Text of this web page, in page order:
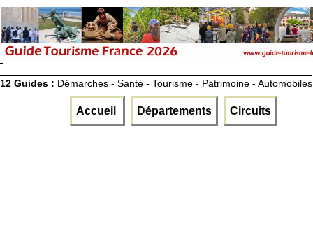
12 Guides : Démarches - Santé - Tourisme - Patrimoine - Automobiles
Accueil Départements Circuits